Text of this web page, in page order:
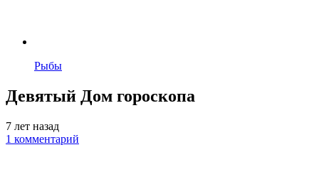
Рыбы
Девятый Дом гороскопа
7 лет назад
1 комментарий